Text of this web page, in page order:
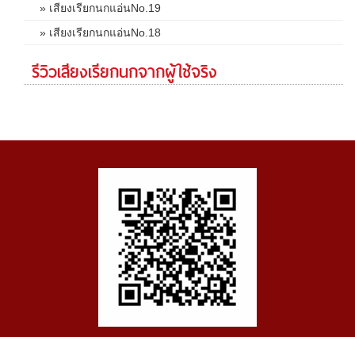
» เสียงเรียกนกแอ่นNo.19
» เสียงเรียกนกแอ่นNo.18
รีวิวเสียงเรียกนกจากผู้ใช้จริง